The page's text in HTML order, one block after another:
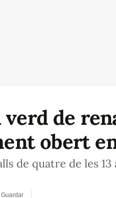
verd de
obert
de quatre de les
Guardar